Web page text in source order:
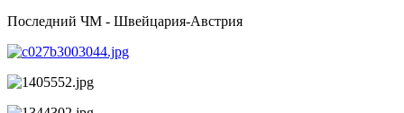
Последний ЧМ - Швейцария-Австрия